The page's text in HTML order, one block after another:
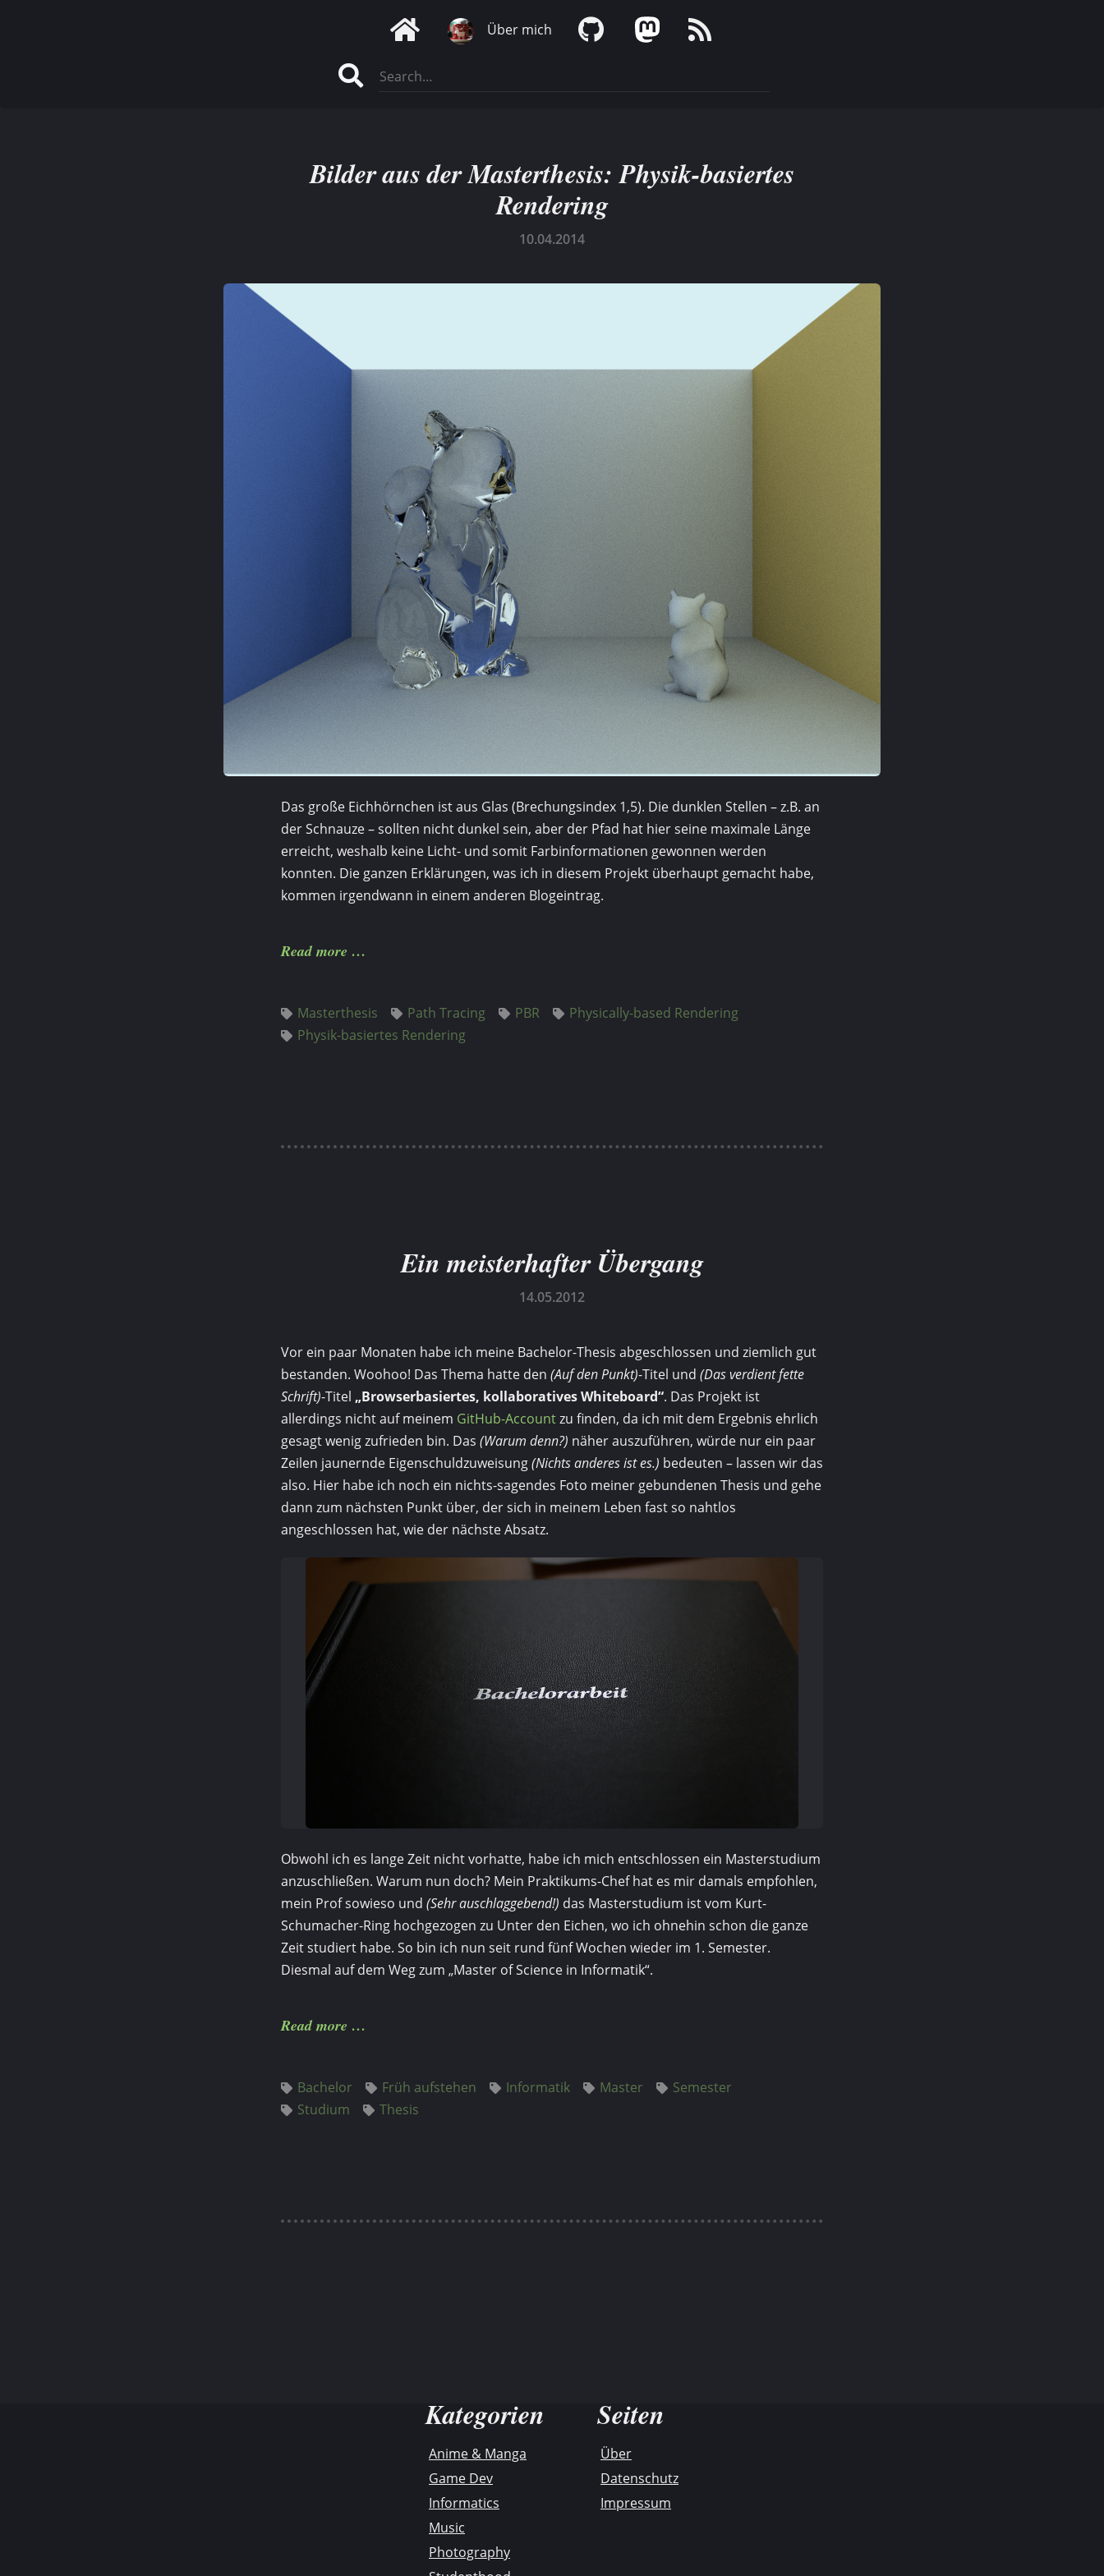
Über mich
Bilder aus der Masterthesis: Physik-basiertes
Rendering
10.04.2014
Das große Eichhörnchen ist aus Glas (Brechungsindex 1,5). Die dunklen Stellen – z.B. an
der Schnauze – sollten nicht dunkel sein, aber der Pfad hat hier seine maximale Länge
erreicht, weshalb keine Licht- und somit Farbinformationen gewonnen werden
konnten. Die ganzen Erklärungen, was ich in diesem Projekt überhaupt gemacht habe,
kommen irgendwann in einem anderen Blogeintrag.
Read more
Masterthesis Path Tracing PBR
Physically-based Rendering
Physik-basiertes Rendering
Ein meisterhafter Übergang
14.05.2012
Vor ein paar Monaten habe ich meine Bachelor-Thesis ab­geschlossen und ziemlich gut
be­standen. Woohoo! Das Thema hatte den (Auf den Punkt)-Titel und (Das verdient fette
Schrift)-Titel „Browserbasiertes, kollaboratives Whiteboard“. Das Projekt ist
allerdings nicht auf meinem GitHub-Accountzu finden, da ich mit dem Ergebnis ehrlich
gesagt wenig zufrieden bin. Das (Warum denn?) näher auszuführen, würde nur ein paar
Zeilen jaunernde Eigen­schuldzuweisung(Nichts anderes ist es.) bedeuten – lassen wir das
also. Hier habe ich noch ein nichts-sagendes Foto meiner gebundenen Thesis und gehe
dann zum nächsten Punkt über, der sich in meinem Leben fast so nahtlos
angeschlossen hat, wie der nächste Absatz.
Obwohl ich es lange Zeit nicht vorhatte, habe ich mich entschlossen ein Masterstudium
an­zuschließen. Warum nun doch? Mein Praktikums-Chef hat es mir damals empfohlen,
mein Prof sowieso und (Sehr auschlaggebend!) das Masterstudium ist vom Kurt-
Schumacher-Ring hochgezogen zu Unter den Eichen, wo ich ohnehin schon die ganze
Zeit studiert habe. So bin ich nun seit rund fünf Wochen wieder im 1. Semester.
Diesmal auf dem Weg zum „Master of Science in Informatik“.
Read more
Bachelor Früh aufstehen Informatik Master
Semester
Studium
Thesis
Kategorien
Anime & Manga
Game Dev
Informatics
Music
Photography
Seiten
Über
Datenschutz
Impressum